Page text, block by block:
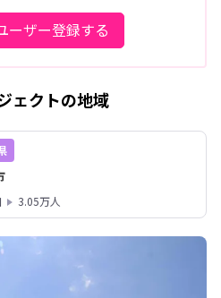
ーザー登録する
ェクトの地域
3.05万人